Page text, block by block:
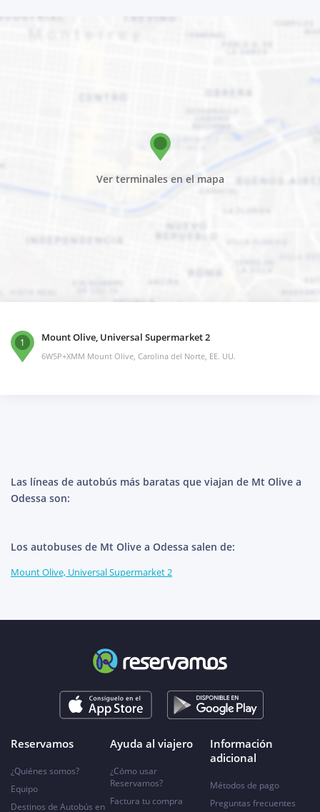
Ver terminales en el mapa
1 Mount Olive, Universal Supermarket 2
6W5P+XMM Mount Olive, Carolina del Norte, EE. UU.
Las líneas de autobús más baratas que viajan de Mt Olive a
Odessa son:
Los autobuses de Mt Olive a Odessa salen de:
Mount Olive, Universal Supermarket 2
Reservamos
¿Quiénes somos?
Equipo
Destinos de Autobús en
Ayuda al viajero
¿Cómo usar
Reservamos?
Factura tu compra
Información
adicional
Métodos de pago
Preguntas frecuentes